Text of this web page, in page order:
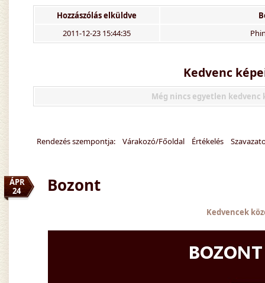
Hozzászólás elküldve
2011-12-23 15:44:35
Kedvenc
Még nincs egyetlen kedvenc
Rendezés szempontja: Várakozó/Főoldal Értékelés
ÁPR
24
Bozont
Kedvencek